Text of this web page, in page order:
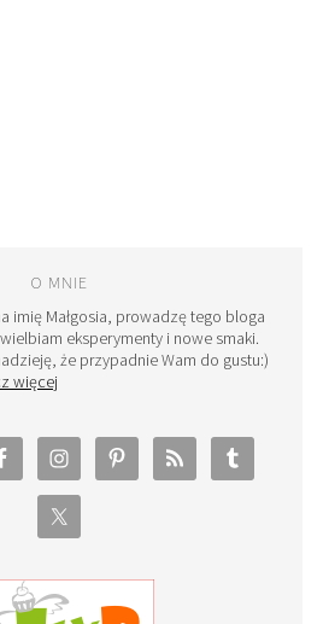
O MNIE
imię Małgosia, prowadzę tego bloga
eksperymenty i nowe smaki.
że przypadnie Wam do gustu:)
więcej